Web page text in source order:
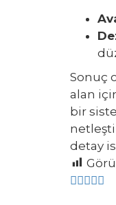
Sonuç
alan
bir
detay